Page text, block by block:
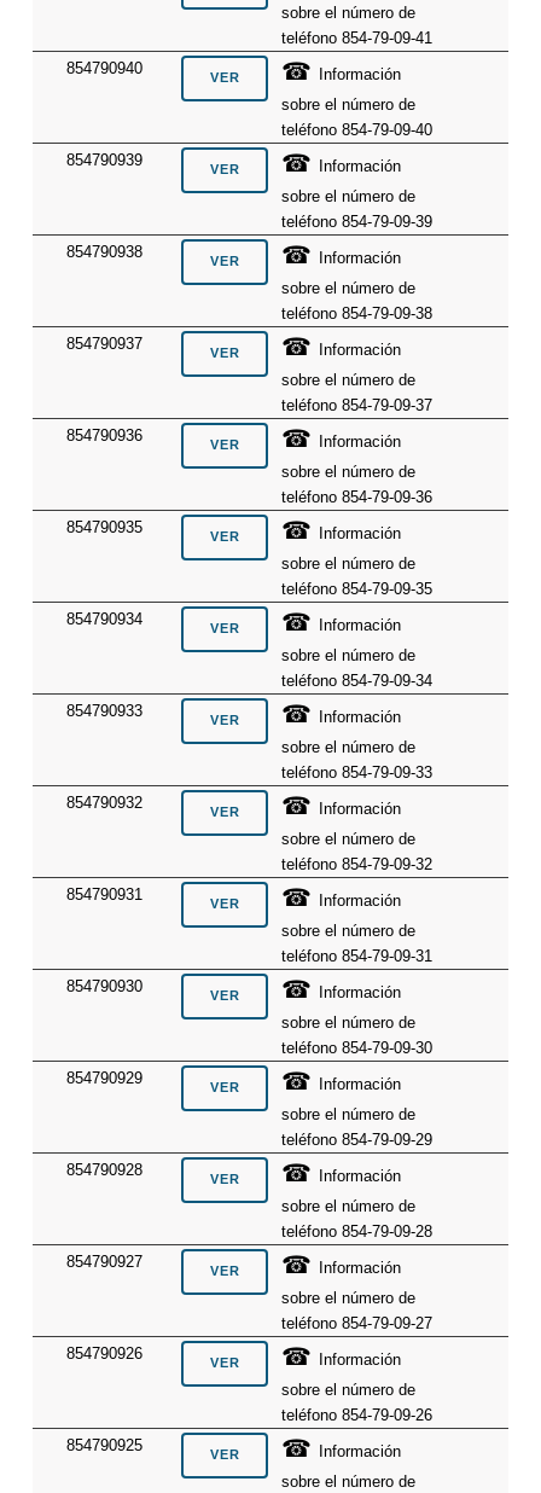
sobre el número de
teléfono 854-79-09-41
854790940
☎
Información
sobre el número de
teléfono 854-79-09-40
854790939
☎
Información
sobre el número de
teléfono 854-79-09-39
854790938
☎
Información
sobre el número de
teléfono 854-79-09-38
854790937
☎
Información
sobre el número de
teléfono 854-79-09-37
854790936
☎
Información
sobre el número de
teléfono 854-79-09-36
854790935
☎
Información
sobre el número de
teléfono 854-79-09-35
854790934
☎
Información
sobre el número de
teléfono 854-79-09-34
854790933
☎
Información
sobre el número de
teléfono 854-79-09-33
854790932
☎
Información
sobre el número de
teléfono 854-79-09-32
854790931
☎
Información
sobre el número de
teléfono 854-79-09-31
854790930
☎
Información
sobre el número de
teléfono 854-79-09-30
854790929
☎
Información
sobre el número de
teléfono 854-79-09-29
854790928
☎
Información
sobre el número de
teléfono 854-79-09-28
854790927
☎
Información
sobre el número de
teléfono 854-79-09-27
854790926
☎
Información
sobre el número de
teléfono 854-79-09-26
854790925
☎
Información
sobre el número de